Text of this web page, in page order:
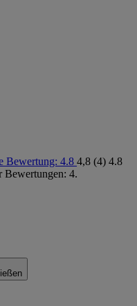
Bewertung: 4.8 4,8 (4) 4.8
Bewertungen: 4.